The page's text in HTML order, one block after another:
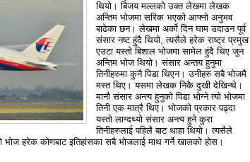
थियो। बिजय मल्लको उक्त लेखमा लेखक
अन्तिम भोजमा सरिक भएको आफ्नो अनुभव
बाढेका छन। लेखमा अर्को दिन घाम उदाउन पूर्व
संसार नष्ट हुंदै थियो, त्यसैले हरेक राष्ट्र प्रमुख
एउटा यस्तो बिशाल भोजमा सामेल हुंदै थिए जुन
अन्तिम भोज थियो। संसार अन्तय हुनुमा
तिनीहरुमा कुनै पिडा थिएन। उनीहरु सबै भोजमै
मस्त थिए। यसमा लेखक निकै दुखी देखिन्थे।
मानौ संसार अन्त्य हुनुको पिडा भोग्ने त्यो भोजमा
तिनी एक मात्रै थिए। भोजको प्रकार पढ्दा
यस्तो लाग्दथ्यो संसार अन्त्य हुने कुरा
तिनीहरुलाई पहिलै बाट थाहा थियो। त्यसैले
भोज हरेक कोणबाट इतिहांसका सबै भोजलाई माथ गर्ने खालको होस।